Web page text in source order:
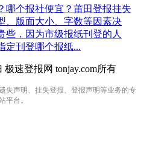
哪个报社便宜？莆田登报挂失
、版面大小、字数等因素决
些，因为市级报纸刊登的人
定刊登哪个报纸...
速登报网 tonjay.com所有
失声明、挂失登报、登报声明等业务的专
平台。